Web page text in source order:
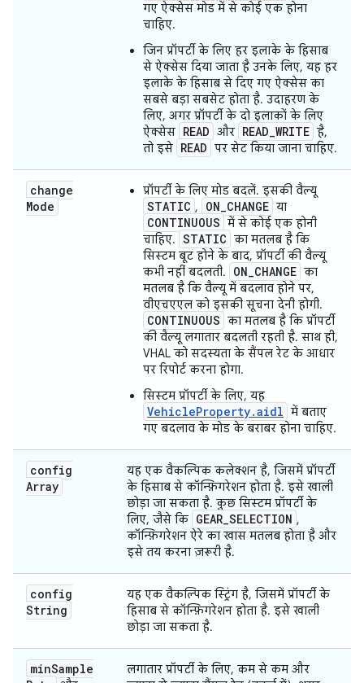
गए ऐक्सेस मोड में से कोई एक होना
चाहिए.
जिन प्रॉपर्टी के लिए हर इलाके के हिसाब
से ऐक्सेस दिया जाता है उनके लिए, यह हर
इलाके के हिसाब से दिए गए ऐक्सेस का
सबसे बड़ा सबसेट होता है. उदाहरण के
लिए, अगर प्रॉपर्टी के दो इलाकों के लिए
ऐक्सेस READ और READ_WRITE है,
तो इसे READ पर सेट किया जाना चाहिए.
change
Mode
प्रॉपर्टी के लिए मोड बदलें. इसकी वैल्यू
STATIC , ON_CHANGE या
CONTINUOUS में से कोई एक होनी
चाहिए. STATIC का मतलब है कि
सिस्टम बूट होने के बाद, प्रॉपर्टी की वैल्यू
कभी नहीं बदलती.
ON_CHANGE का
मतलब है कि वैल्यू में बदलाव होने पर,
वीएचएएल को इसकी सूचना देनी होगी.
CONTINUOUS का मतलब है कि प्रॉपर्टी
की वैल्यू लगातार बदलती रहती है. साथ ही,
VHAL को सदस्यता के सैंपल रेट के आधार
पर रिपोर्ट करना होगा.
सिस्टम प्रॉपर्टी के लिए, यह
VehicleProperty.aidl में बताए
गए बदलाव के मोड के बराबर होना चाहिए.
config
Array
यह एक वैकल्पिक कलेक्शन है, जिसमें प्रॉपर्टी
के हिसाब से कॉन्फ़िगरेशन होता है. इसे खाली
छोड़ा जा सकता है. कुछ सिस्टम प्रॉपर्टी के
लिए, जैसे कि GEAR_SELECTION ,
कॉन्फ़िगरेशन ऐरे का खास मतलब होता है और
इसे तय करना ज़रूरी है.
config
String
यह एक वैकल्पिक स्ट्रिंग है, जिसमें प्रॉपर्टी के
हिसाब से कॉन्फ़िगरेशन होता है. इसे खाली
छोड़ा जा सकता है.
minSample
लगातार प्रॉपर्टी के लिए, कम से कम और